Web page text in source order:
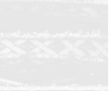
الصفاقسي يكتسح بدر العين ودياً
الذهبي البنزرتي يكتفي بالوصافة في